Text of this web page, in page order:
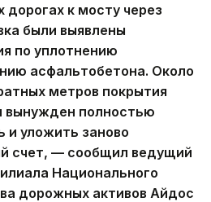
дорогах к мосту через
были выявлены
по уплотнению
асфальтобетона. Около
метров покрытия
вынужден полностью
и уложить заново
счет, — сообщил ведущий
Национального
дорожных активов Айдос